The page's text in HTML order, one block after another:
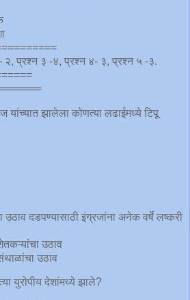
२, प्रश्न ३ -४, प्रश्न ४- ३, प्रश्न ५ -३.
यांच्यात झालेला कोणत्या लढाईमध्ये टिपू
उठाव दडपण्यासाठी इंग्रजांना अनेक वर्षे लष्करी
उठाव
उठाव
युरोपीय देशांमध्ये झाले?